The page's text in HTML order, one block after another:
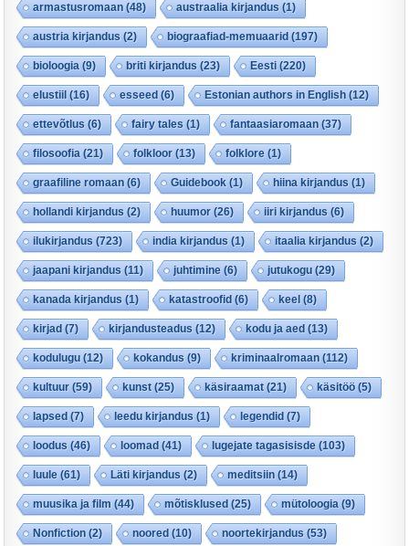
armastusromaan (48) austraalia kirjandus (1)
austria kirjandus (2) biograafiad-memuaarid (197)
bioloogia (9) briti kirjandus (23) Eesti (220)
elustiil (16) esseed (6) Estonian authors in English (12)
ettevõtlus (6) fairy tales (1) fantaasiaromaan (37)
filosoofia (21) folkloor(13) folklore (1)
graafiline romaan (6) Guidebook (1) hiina kirjandus (1)
hollandi kirjandus (2) huumor(26) iiri kirjandus (6)
ilukirjandus (723) india kirjandus (1) itaalia kirjandus (2)
jaapani kirjandus (11) juhtimine (6) jutukogu (29)
kanada kirjandus (1) katastroofid (6) keel (8)
kirjad (7) kirjandusteadus (12) kodu ja aed (13)
kodulugu (12) kokandus (9) kriminaalromaan (112)
kultuur(59) kunst(25) käsiraamat(21) käsitöö (5)
lapsed (7) leedu kirjandus (1) legendid (7)
loodus (46) loomad (41) lugejate tagasisisde (103)
luule (61) Läti kirjandus (2) meditsiin (14)
muusika ja film (44) mõtisklused (25) mütoloogia (9)
Nonfiction (2) noored (10) noortekirjandus (53)